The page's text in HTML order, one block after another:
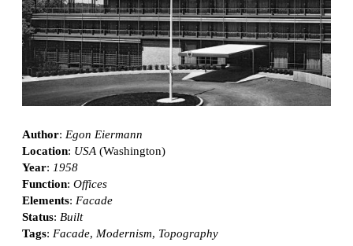
Author: Egon Eiermann
Location: USA (Washington)
Year: 1958
Function: Offices
Elements: Facade
Status: Built
Tags: Facade, Modernism, Topography